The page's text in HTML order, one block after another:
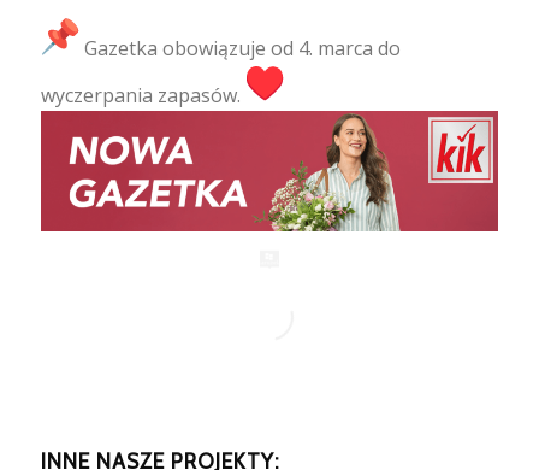
Gazetka obowiązuje od 4. marca do
wyczerpania zapasów.
INNE NASZE PROJEKTY: